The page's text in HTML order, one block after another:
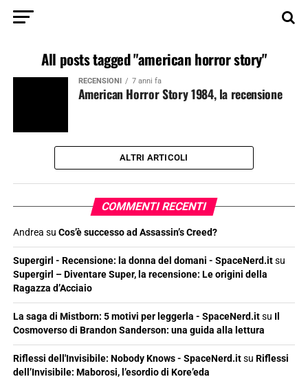
All posts tagged "american horror story"
RECENSIONI 7 anni fa
American Horror Story 1984, la recensione
ALTRI ARTICOLI
COMMENTI RECENTI
Andrea su Cos’è successo ad Assassin’s Creed?
Supergirl - Recensione: la donna del domani - SpaceNerd.itsu
Supergirl – Diventare Super, la recensione: Le origini della
Ragazza d’Acciaio
La saga di Mistborn: 5 motivi per leggerla - SpaceNerd.itsu Il
Cosmoverso di Brandon Sanderson: una guida alla lettura
Riflessi dell'Invisibile: Nobody Knows - SpaceNerd.itsu Riflessi
dell’Invisibile: Maborosi, l’esordio di Kore’eda